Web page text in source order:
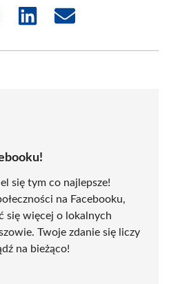
Share
Share
się tym co najlepsze!
na Facebooku,
się więcej o lokalnych
Twoje zdanie się liczy
na bieżąco!